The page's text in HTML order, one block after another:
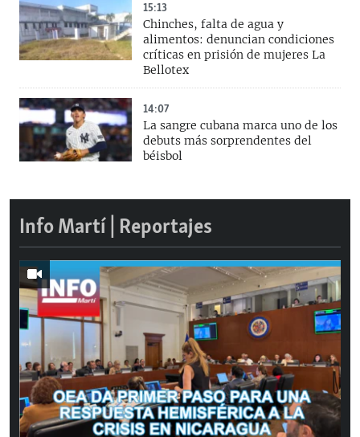
15:13
Chinches, falta de agua y
alimentos: denuncian condiciones
críticas en prisión de mujeres La
Bellotex
14:07
La sangre cubana marca uno de los
debuts más sorprendentes del
béisbol
Info Martí | Reportajes